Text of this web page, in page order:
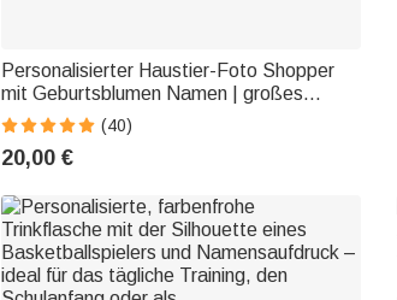
Personalisierter Haustier-Foto Shopper
mit Geburtsblumen Namen | großes
Fassungsvermögen | Cord Tasche | Tote
Bag | Geburtstag Geschenk für Frauchen
(40)
20,00 €